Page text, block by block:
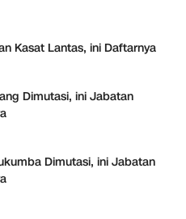
Kasat Lantas, ini Daftarnya
Dimutasi, ini Jabatan
Dimutasi, ini Jabatan